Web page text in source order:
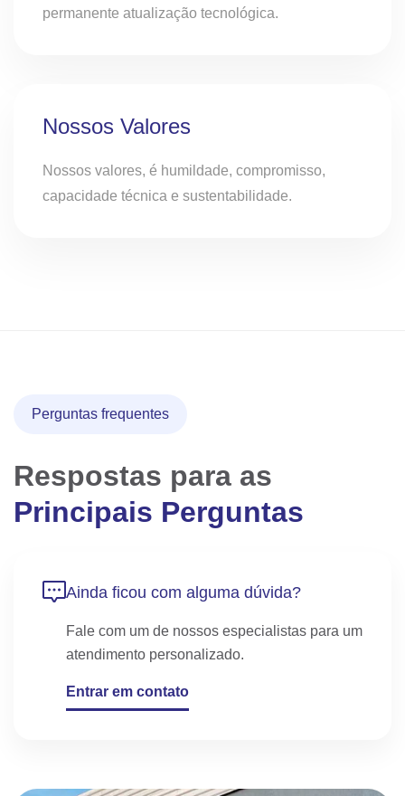
permanente atualização tecnológica.
Nossos Valores
Nossos valores, é humildade, compromisso,
capacidade técnica e sustentabilidade.
Perguntas frequentes
Respostas para as
Principais Perguntas
Ainda ficou com alguma dúvida?
Fale com um de nossos especialistas para um
atendimento personalizado.
Entrar em contato